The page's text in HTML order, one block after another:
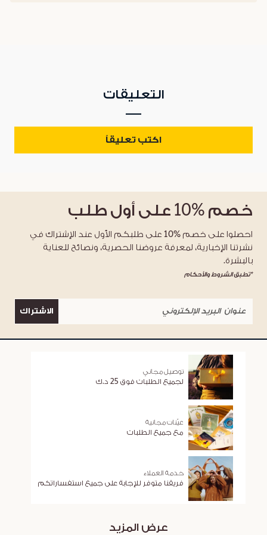
التعليقات
اكتب تعليقاً
خصم %10 على أول طلب
احصلوا على خصم %10 على طلبكم الأول عند الإشتراك في
نشرتنا الإخبارية، لمعرفة عروضنا الحصرية، ونصائح للعناية
بالبشرة.
*تطبق الشروط والأحكام
الاشتراك
توصيل مجاني
لجميع الطلبات فوق 25 د.ك
عيّنات مجانية
مع جميع الطلبات
خدمة العملاء
فريقنا متوفر للإجابة على جميع استفساراتكم
عرض المزيد